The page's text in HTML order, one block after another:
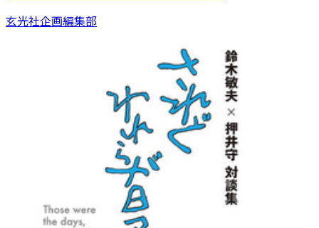
玄光社企画編集部